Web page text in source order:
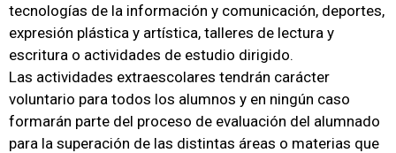
tecnologías de la información y comunicación, deportes,
expresión plástica y artística, talleres de lectura y
escritura o actividades de estudio dirigido.
Las actividades extraescolares tendrán carácter
voluntario para todos los alumnos y en ningún caso
formarán parte del proceso de evaluación del alumnado
para la superación de las distintas áreas o materias que